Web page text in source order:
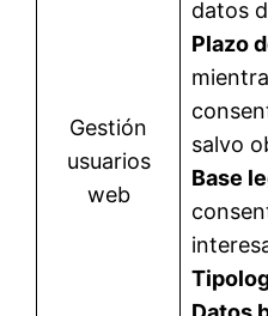
Gestión
usuarios
web
datos
Plazo
salvo
Base